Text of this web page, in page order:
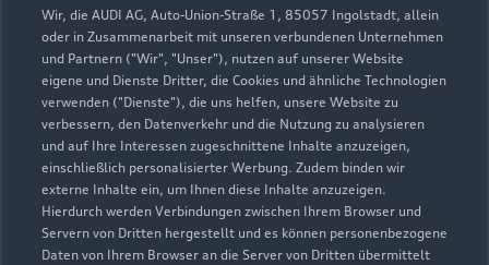
Wir, die AUDI AG, Auto-Union-Straße 1, 85057 Ingolstadt, allein
oder in Zusammenarbeit mit unseren verbundenen Unternehmen
und Partnern ("Wir", "Unser"), nutzen auf unserer Website
eigene und Dienste Dritter, die Cookies und ähnliche Technologien
verwenden ("Dienste"), die uns helfen, unsere Website zu
verbessern, den Datenverkehr und die Nutzung zu analysieren
und auf Ihre Interessen zugeschnittene Inhalte anzuzeigen,
einschließlich personalisierter Werbung. Zudem binden wir
externe Inhalte ein, um Ihnen diese Inhalte anzuzeigen.
Hierdurch werden Verbindungen zwischen Ihrem Browser und
Servern von Dritten hergestellt und es können personenbezogene
Daten von Ihrem Browser an die Server von Dritten übermittelt
Geschlossen ,öffnet am Montag 07:15
Teile- & Zubehörverkauf
Geschlossen,öffnet am Montag 07:30